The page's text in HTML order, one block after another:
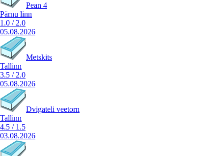
Pean 4
Pärnu linn
1.0 / 2.0
05.08.2026
Metskits
Tallinn
3.5 / 2.0
05.08.2026
Dvigateli veetorn
Tallinn
4.5 / 1.5
03.08.2026